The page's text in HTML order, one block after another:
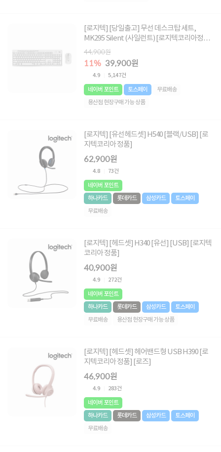
[로지텍] [당일출고] 무선 데스크탑 세트,
MK295 Silent (사일런트) [로지텍코리아정품]
[화이트]
44,900원
11% 39,900원
4.9 5,147건
네이버 포인트 토스페이
무료배송
용산점 현장구매 가능 상품
[로지텍] [유선헤드셋] H540 [블랙/USB] [로
지텍코리아 정품]
62,900원
4.8 73건
네이버 포인트
하나카드
롯데카드 삼성카드
토스페이
무료배송
[로지텍] [헤드셋] H340 [유선] [USB] [로지텍
코리아 정품]
40,900원
4.9 272건
네이버 포인트
하나카드
롯데카드 삼성카드
토스페이
무료배송
용산점 현장구매 가능 상품
[로지텍] [헤드셋] 헤어밴드형 USB H390 [로
지텍코리아 정품] [로즈]
46,900원
4.9 283건
네이버 포인트
하나카드
롯데카드 삼성카드
토스페이
무료배송